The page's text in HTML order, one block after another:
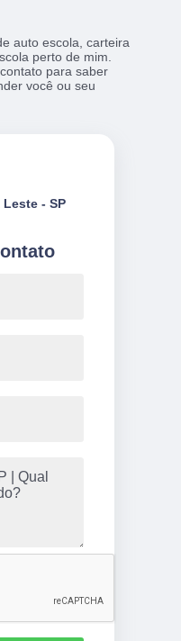
auto escola, carteira
perto de mim.
para saber
você ou seu
Leste - SP